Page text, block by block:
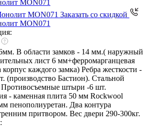
MON071
Заказать со скидкой
MON071
В области замков - 14 мм.( наружный
лист 6 мм+ферромарганцевая
каждого замка) Ребра жесткости -
(производство Бастион). Стальной
штыри -6 шт.
- каменная плита 50 мм Rockwool
пенополиуретан. Два контура
притвором. Вес двери 290-300кг.